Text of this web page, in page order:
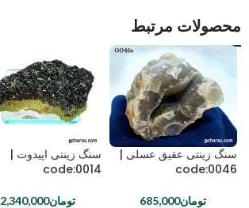
محصولات مرتبط
سنگ زینتی عقیق عسلی |
code:0046
تومان685,000
سنگ زینتی اپیدوت |
code:0014
تومان2,340,000